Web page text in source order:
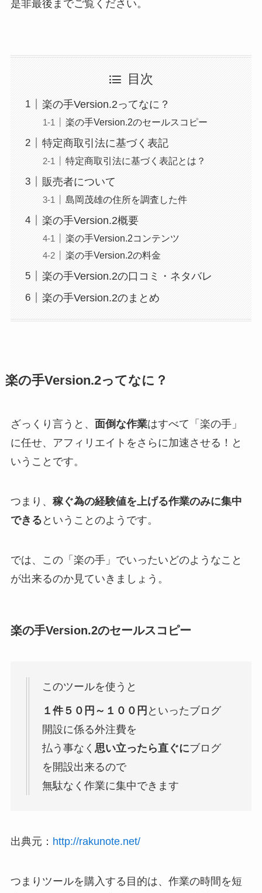
是非最後までご覧ください。
目次
楽の手Version.2ってなに？
楽の手Version.2のセールスコピー
特定商取引法に基づく表記
特定商取引法に基づく表記とは？
販売者について
島岡茂雄の住所を調査した件
楽の手Version.2概要
楽の手Version.2コンテンツ
楽の手Version.2の料金
楽の手Version.2の口コミ・ネタバレ
楽の手Version.2のまとめ
楽の手Version.2ってなに？
ざっくり言うと、 面倒な作業はすべて「 楽の手」
に任せ、 アフィリエイトをさらに加速 させる！ と
いうことです。
つまり、 稼ぐ為の経験値を上げる作業のみに集中
できる ということのようです。
では、この「楽の手」でいったいどのようなこと
が出来るのか見ていきましょう。
楽の手Version.2のセールスコピー
このツールを使うと
１件５０円～１００円 といったブログ
開設に係る外注費を
払う事なく 思い立ったら直ぐにブログ
を開設出来るので
無駄なく作業に集中できます
出典元： http://rakunote.net/
つまりツールを購入する目的は、作業の時間を短